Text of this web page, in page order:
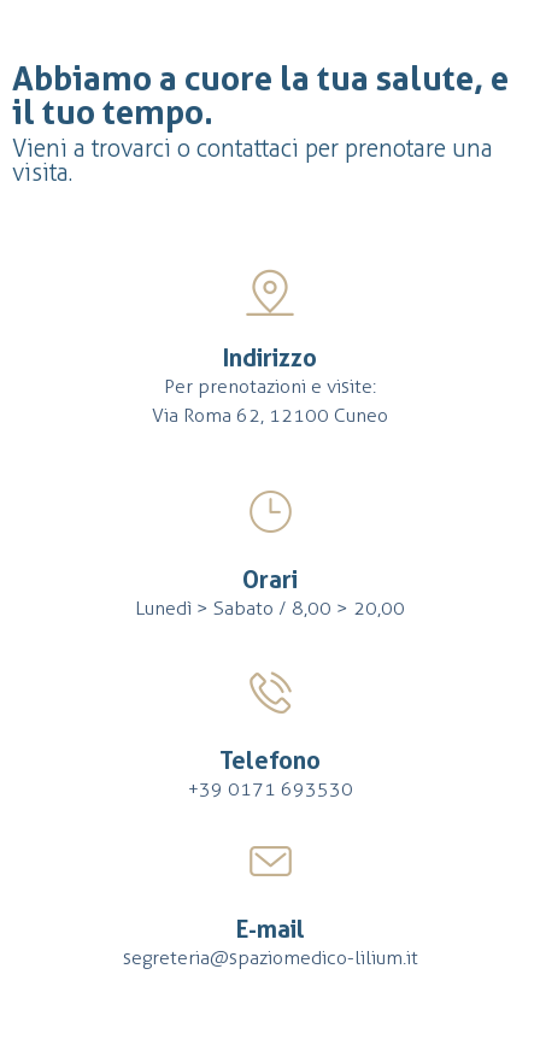
Abbiamo a cuore la tua salute, e
il tuo tempo.
Vieni a trovarci o contattaci per prenotare una
visita.
Indirizzo
Per prenotazioni e visite:
Via Roma 62, 12100 Cuneo
Orari
Lunedì > Sabato / 8,00 > 20,00
Telefono
+39 0171 693530
E-mail
segreteria@spaziomedico-lilium.it